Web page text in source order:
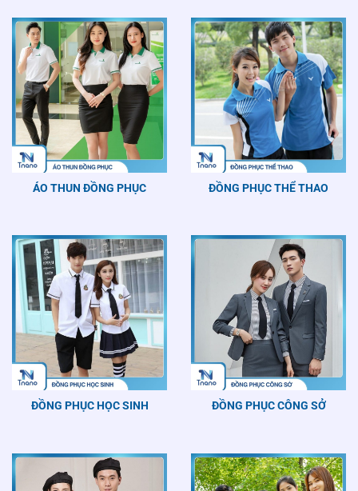
ÁO THUN ĐỒNG PHỤC ĐỒNG PHỤC THỂ THAO
ĐỒNG PHỤC HỌC SINH ĐỒNG PHỤC CÔNG SỞ